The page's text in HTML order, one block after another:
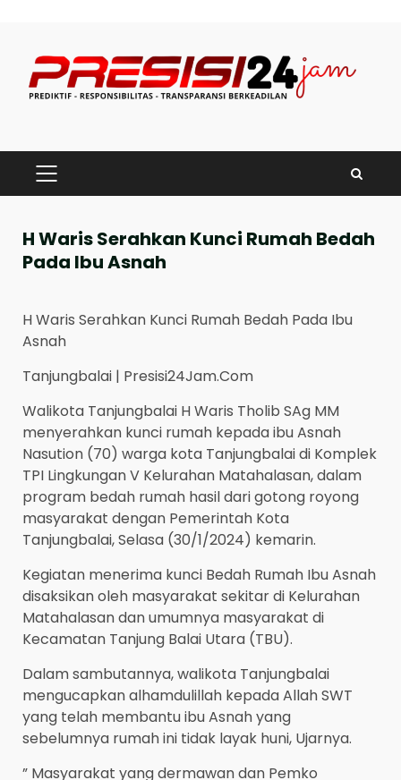
content
PRIMARY
MENU
H Waris Serahkan Kunci Rumah Bedah
Pada Ibu Asnah
H Waris Serahkan Kunci Rumah Bedah Pada Ibu
Asnah
Tanjungbalai | Presisi24Jam.Com
Walikota Tanjungbalai H Waris Tholib SAg MM
menyerahkan kunci rumah kepada ibu Asnah
Nasution (70) warga kota Tanjungbalai di Komplek
TPI Lingkungan V Kelurahan Matahalasan, dalam
program bedah rumah hasil dari gotong royong
masyarakat dengan Pemerintah Kota
Tanjungbalai, Selasa (30/1/2024) kemarin.
Kegiatan menerima kunci Bedah Rumah Ibu Asnah
disaksikan oleh masyarakat sekitar di Kelurahan
Matahalasan dan umumnya masyarakat di
Kecamatan Tanjung Balai Utara (TBU).
Dalam sambutannya, walikota Tanjungbalai
mengucapkan alhamdulillah kepada Allah SWT
yang telah membantu ibu Asnah yang
sebelumnya rumah ini tidak layak huni, Ujarnya.
” Masyarakat yang dermawan dan Pemko